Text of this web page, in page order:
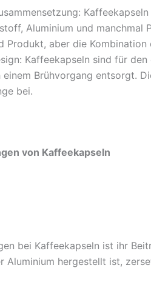
Aluminium und manchmal
Produkt, aber die
Kaffeekapseln sind für
Brühvorgang entsorgt.
bei.
von Kaffeekapseln
bei Kaffeekapseln ist ihr
Aluminium hergestellt ist,